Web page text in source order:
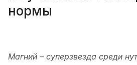
нормы
Магний – суперзвезда среди